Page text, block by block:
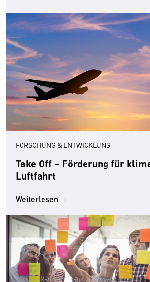
FORSCHUNG & ENTWICKLUNG
Take Off – Förderung für
Luftfahrt
Weiterlesen